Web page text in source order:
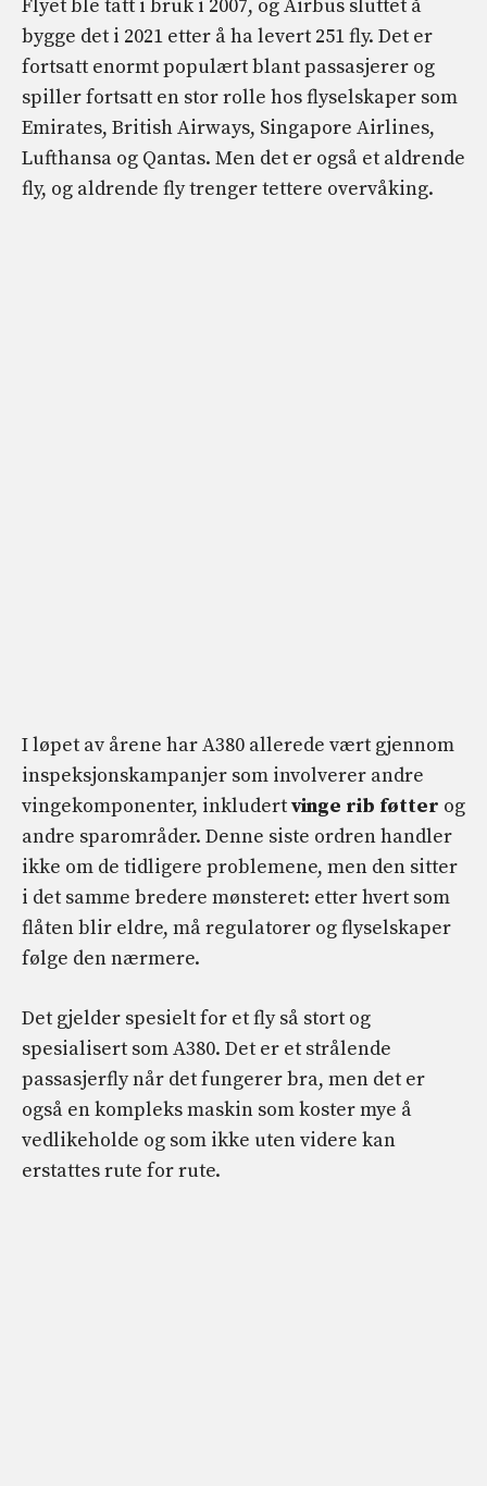
Flyet ble tatt i bruk i 2007, og Airbus sluttet å
bygge det i 2021 etter å ha levert 251 fly. Det er
fortsatt enormt populært blant passasjerer og
spiller fortsatt en stor rolle hos flyselskaper som
Emirates, British Airways, Singapore Airlines,
Lufthansa og Qantas. Men det er også et aldrende
fly, og aldrende fly trenger tettere overvåking.
I løpet av årene har A380 allerede vært gjennom
inspeksjonskampanjer som involverer andre
vingekomponenter, inkludertvinge rib føtter og
andre sparområder. Denne siste ordren handler
ikke om de tidligere problemene, men den sitter
i det samme bredere mønsteret: etter hvert som
flåten blir eldre, må regulatorer og flyselskaper
følge den nærmere.
Det gjelder spesielt for et fly så stort og
spesialisert som A380. Det er et strålende
passasjerfly når det fungerer bra, men det er
også en kompleks maskin som koster mye å
vedlikeholde og som ikke uten videre kan
erstattes rute for rute.